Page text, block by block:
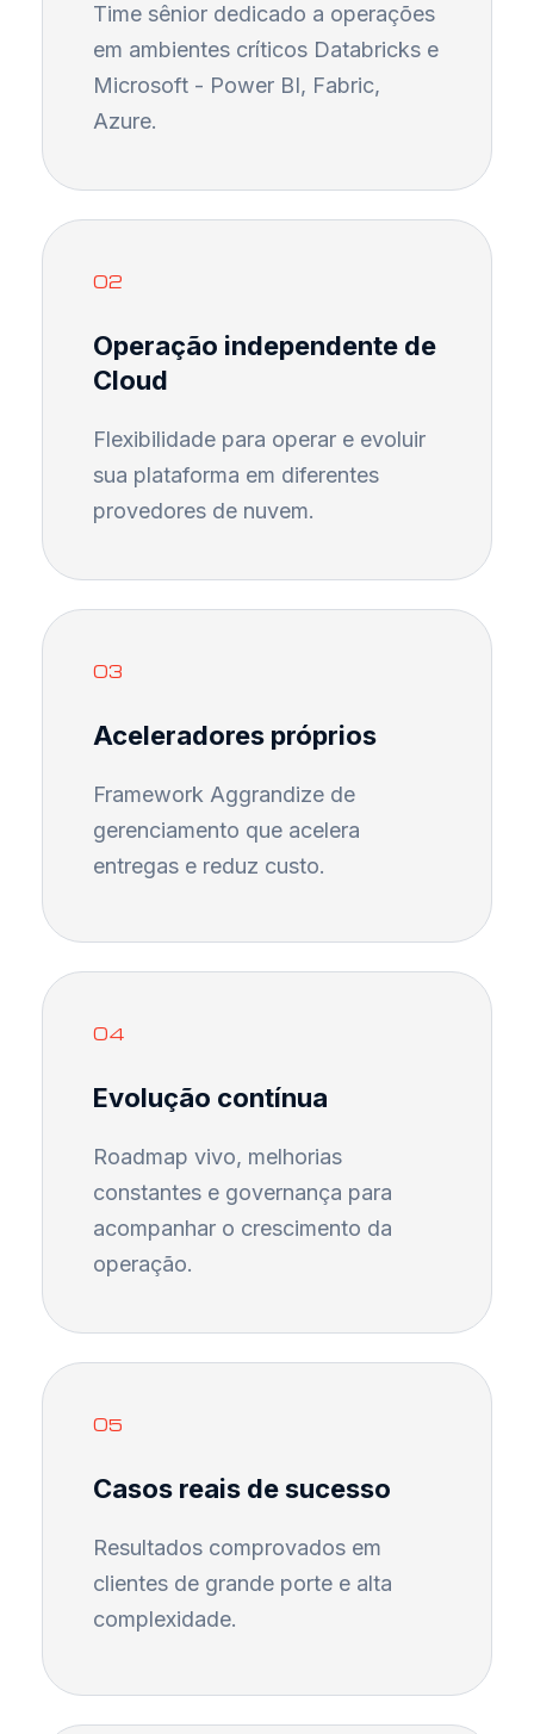
Time sênior dedicado a operações
em ambientes críticos Databricks e
Microsoft - Power BI, Fabric,
Azure.
02
Operação independente de
Cloud
Flexibilidade para operar e evoluir
sua plataforma em diferentes
provedores de nuvem.
03
Aceleradores próprios
Framework Aggrandize de
gerenciamento que acelera
entregas e reduz custo.
04
Evolução contínua
Roadmap vivo, melhorias
constantes e governança para
acompanhar o crescimento da
operação.
05
Casos reais de sucesso
Resultados comprovados em
clientes de grande porte e alta
complexidade.